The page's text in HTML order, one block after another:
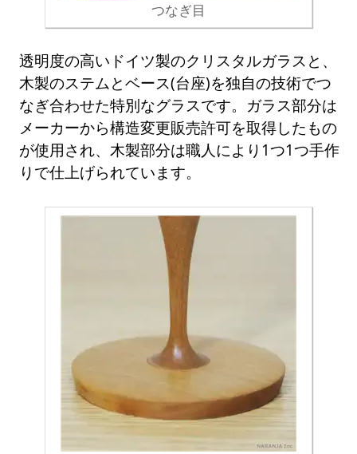
つなぎ目
透明度の高いドイツ製のクリスタルガラスと、
木製のステムとベース(台座)を独自の技術でつ
なぎ合わせた特別なグラスです。ガラス部分は
メーカーから構造変更販売許可を取得したもの
が使用され、木製部分は職人により1つ1つ手作
りで仕上げられています。